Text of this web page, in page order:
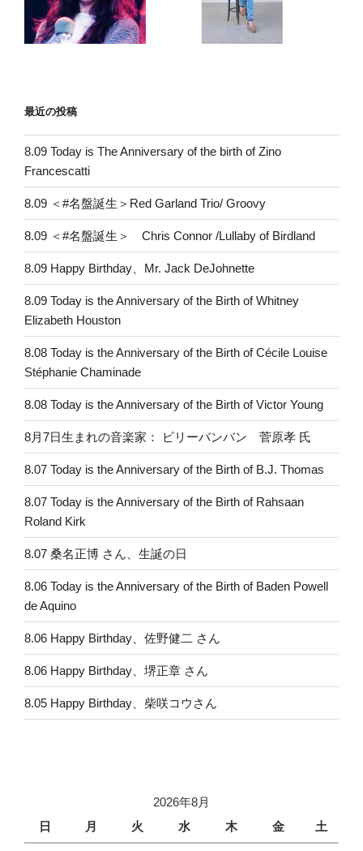
最近の投稿
8.09 Today is The Anniversary of the birth of Zino
Francescatti
8.09 ＜#名盤誕生＞Red Garland Trio/ Groovy
8.09 ＜#名盤誕生＞ Chris Connor /Lullaby of Birdland
8.09 Happy Birthday、Mr. Jack DeJohnette
8.09 Today is the Anniversary of the Birth of Whitney
Elizabeth Houston
8.08 Today is the Anniversary of the Birth of Cécile Louise
Stéphanie Chaminade
8.08 Today is the Anniversary of the Birth of Victor Young
8月7日生まれの音楽家： ビリーバンバン 菅原孝 氏
8.07 Today is the Anniversary of the Birth of B.J. Thomas
8.07 Today is the Anniversary of the Birth of Rahsaan
Roland Kirk
8.07 桑名正博 さん、生誕の日
8.06 Today is the Anniversary of the Birth of Baden Powell
de Aquino
8.06 Happy Birthday、佐野健二 さん
8.06 Happy Birthday、堺正章 さん
8.05 Happy Birthday、柴咲コウさん
2026年8月
日
月 火 水 木 金 土